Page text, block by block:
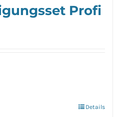
Profi
Details